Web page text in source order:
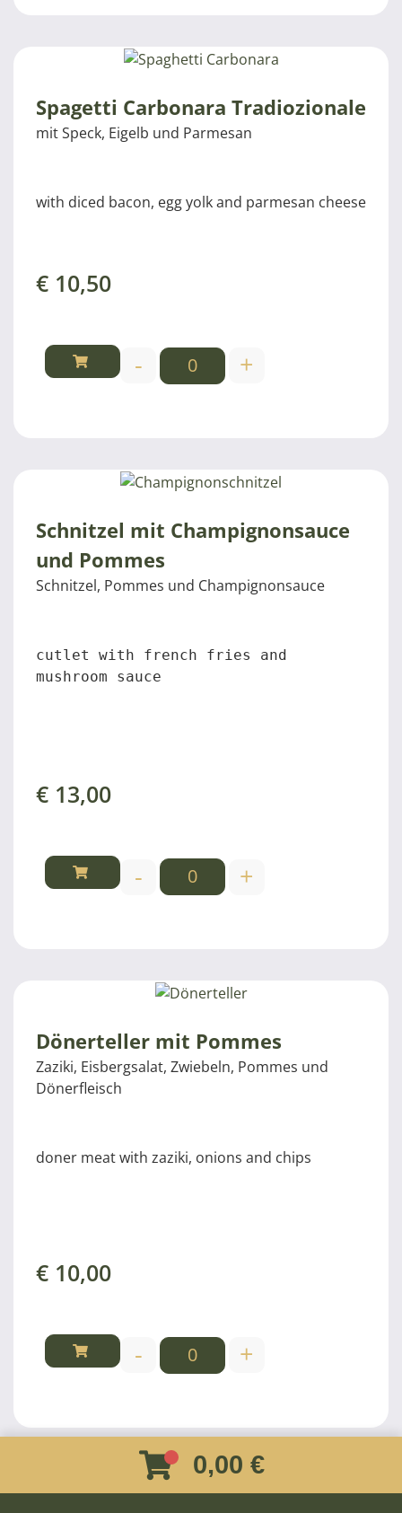
Spagetti Carbonara Tradiozionale
mit Speck, Eigelb und Parmesan
with diced bacon, egg yolk and parmesan cheese
€ 10,50
- +
Schnitzel mit Champignonsauce
und Pommes
Schnitzel, Pommes und Champignonsauce
cutlet with french fries and
mushroom sauce
€ 13,00
- +
Dönerteller mit Pommes
Zaziki, Eisbergsalat, Zwiebeln, Pommes und
Dönerfleisch
doner meat with zaziki, onions and chips
€ 10,00
- +
0,00 €